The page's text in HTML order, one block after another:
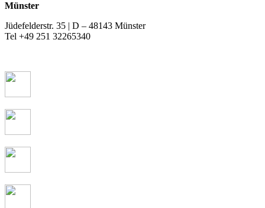
Münster
Jüdefelderstr. 35 | D – 48143 Münster
Tel +49 251 32265340